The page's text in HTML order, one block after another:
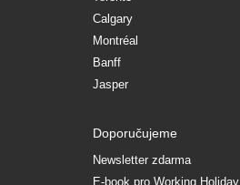
Calgary
Montréal
Banff
Jasper
Doporučujeme
Newsletter zdarma
E-book pro Working Holiday